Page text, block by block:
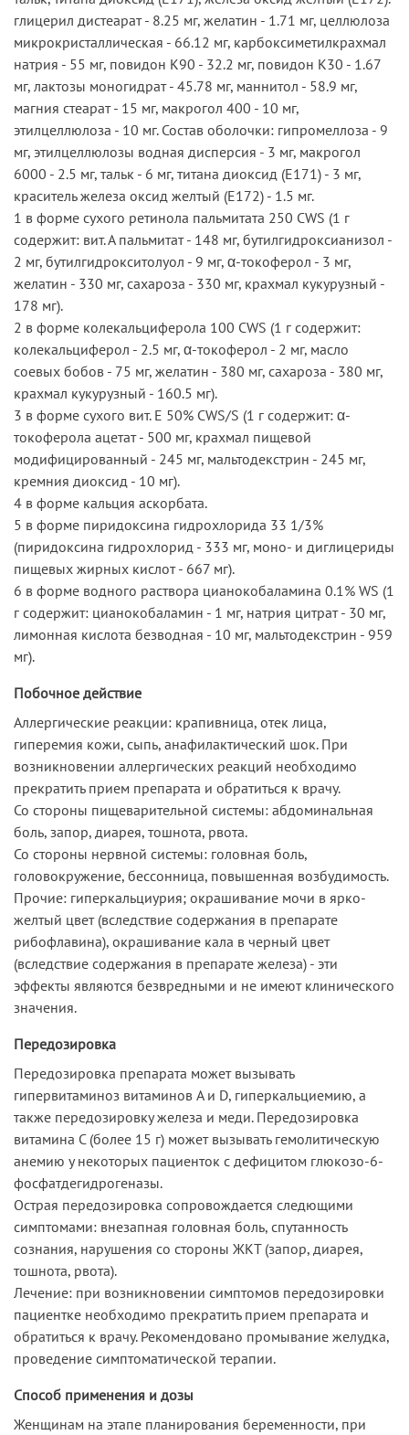
глицерил дистеарат - 8.25 мг, желатин - 1.71 мг, целлюлоза
микрокристаллическая - 66.12 мг, карбоксиметилкрахмал
натрия - 55 мг, повидон K90 - 32.2 мг, повидон K30 - 1.67
мг, лактозы моногидрат - 45.78 мг, маннитол - 58.9 мг,
магния стеарат - 15 мг, макрогол 400 - 10 мг,
этилцеллюлоза - 10 мг. Состав оболочки: гипромеллоза - 9
мг, этилцеллюлозы водная дисперсия - 3 мг, макрогол
6000 - 2.5 мг, тальк - 6 мг, титана диоксид (Е171) - 3 мг,
краситель железа оксид желтый (Е172) - 1.5 мг.
1 в форме сухого ретинола пальмитата 250 CWS (1 г
содержит: вит. А пальмитат - 148 мг, бутилгидроксианизол -
2 мг, бутилгидрокситолуол - 9 мг, α-токоферол - 3 мг,
желатин - 330 мг, сахароза - 330 мг, крахмал кукурузный -
178 мг).
2 в форме колекальциферола 100 CWS (1 г содержит:
колекальциферол - 2.5 мг, α-токоферол - 2 мг, масло
соевых бобов - 75 мг, желатин - 380 мг, сахароза - 380 мг,
крахмал кукурузный - 160.5 мг).
3 в форме сухого вит. Е 50% CWS/S (1 г содержит: α-
токоферола ацетат - 500 мг, крахмал пищевой
модифицированный - 245 мг, мальтодекстрин - 245 мг,
кремния диоксид - 10 мг).
4 в форме кальция аскорбата.
5 в форме пиридоксина гидрохлорида 33 1/3%
(пиридоксина гидрохлорид - 333 мг, моно- и диглицериды
пищевых жирных кислот - 667 мг).
6 в форме водного раствора цианокобаламина 0.1% WS (1
г содержит: цианокобаламин - 1 мг, натрия цитрат - 30 мг,
лимонная кислота безводная - 10 мг, мальтодекстрин - 959
мг).
Побочное действие
Аллергические реакции: крапивница, отек лица,
гиперемия кожи, сыпь, анафилактический шок. При
возникновении аллергических реакций необходимо
прекратить прием препарата и обратиться к врачу.
Со стороны пищеварительной системы: абдоминальная
боль, запор, диарея, тошнота, рвота.
Со стороны нервной системы: головная боль,
головокружение, бессонница, повышенная возбудимость.
Прочие: гиперкальциурия; окрашивание мочи в ярко-
желтый цвет (вследствие содержания в препарате
рибофлавина), окрашивание кала в черный цвет
(вследствие содержания в препарате железа) - эти
эффекты являются безвредными и не имеют клинического
значения.
Передозировка
Передозировка препарата может вызывать
гипервитаминоз витаминов A и D, гиперкальциемию, а
также передозировку железа и меди. Передозировка
витамина C (более 15 г) может вызывать гемолитическую
анемию у некоторых пациенток с дефицитом глюкозо-6-
фосфатдегидрогеназы.
Острая передозировка сопровождается следющими
симптомами: внезапная головная боль, спутанность
сознания, нарушения со стороны ЖКТ (запор, диарея,
тошнота, рвота).
Лечение: при возникновении симптомов передозировки
пациентке необходимо прекратить прием препарата и
обратиться к врачу. Рекомендовано промывание желудка,
проведение симптоматической терапии.
Способ применения и дозы
Женщинам на этапе планирования беременности, при